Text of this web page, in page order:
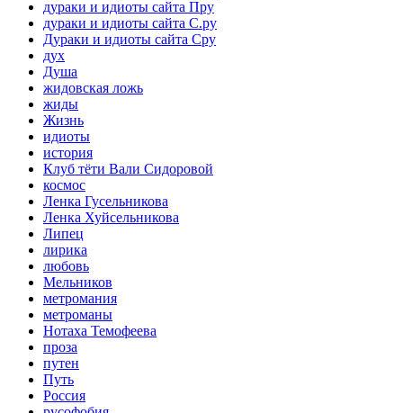
дураки и идиоты сайта Пру
дураки и идиоты сайта С.ру
Дураки и идиоты сайта Сру
дух
Душа
жидовская ложь
жиды
Жизнь
идиоты
история
Клуб тёти Вали Сидоровой
космос
Ленка Гусельникова
Ленка Хуйсельникова
Липец
лирика
любовь
Мельников
метромания
метроманы
Нотаха Темофеева
проза
путен
Путь
Россия